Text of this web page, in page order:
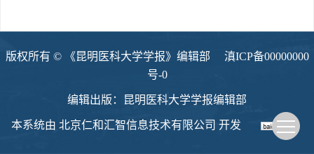
版权所有 © 《昆明医科大学学报》编辑部 滇ICP备00000000
号-0
编辑出版：昆明医科大学学报编辑部
本系统由 北京仁和汇智信息技术有限公司 开发